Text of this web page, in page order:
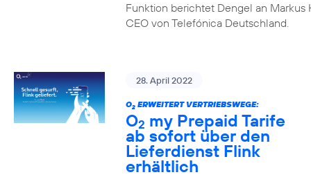
Funktion berichtet Dengel an Markus
CEO von Telefónica Deutschland.
28. April 2022
O2ERWEITERT VERTRIEBSWEGE:
O2 my Prepaid Tarife
ab sofort über den
Lieferdienst Flink
erhältlich